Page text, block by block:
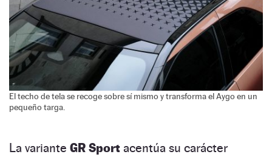
El techo de tela se recoge sobre sí mismo y transforma el Aygo en un
pequeño targa.
La variante GR Sport acentúa su carácter